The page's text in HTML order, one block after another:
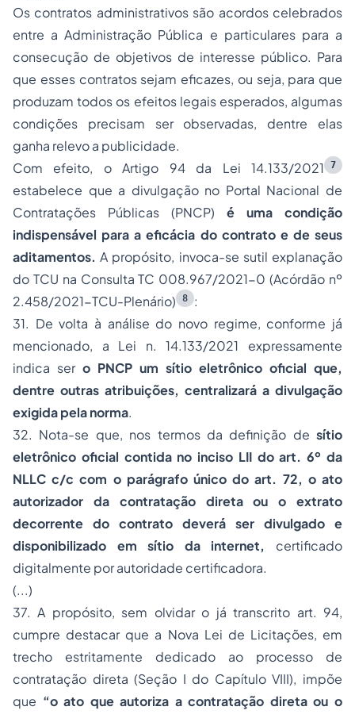
Os contratos administrativos são acordos celebrados
entre a Administração Pública e particulares para a
consecução de objetivos de interesse público. Para
que esses contratos sejam eficazes, ou seja, para que
produzam todos os efeitos legais esperados, algumas
condições precisam ser observadas, dentre elas
ganha relevo a publicidade.
Com efeito, o Artigo 94 da Lei 14.133/2021
7
estabelece que a divulgação no Portal Nacional de
Contratações Públicas (PNCP) é uma condição
indispensável para a eficácia do contrato e de seus
aditamentos.A propósito, invoca-se sutil explanação
do TCU na Consulta TC 008.967/2021-0 (Acórdão nº
2.458/2021-TCU-Plenário)
8
:
31. De volta à análise do novo regime, conforme já
mencionado, a Lei n. 14.133/2021 expressamente
indica ser o PNCP um sítio eletrônico oficial que,
dentre outras atribuições, centralizará a divulgação
exigida pela norma.
32. Nota-se que, nos termos da definição de sítio
eletrônico oficial contida no inciso LII do art. 6º da
NLLC c/c com o parágrafo único do art. 72, o ato
autorizador da contratação direta ou o extrato
decorrente do contrato deverá ser divulgado e
disponibilizado em sítio da internet,
certificado
digitalmente por autoridade certificadora.
(...)
37. A propósito, sem olvidar o já transcrito art. 94,
cumpre destacar que a Nova Lei de Licitações, em
trecho estritamente dedicado ao processo de
contratação direta (Seção I do Capítulo VIII), impõe
que “o ato que autoriza a contratação direta ou o